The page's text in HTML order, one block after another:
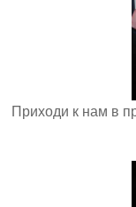
Приходи к нам в